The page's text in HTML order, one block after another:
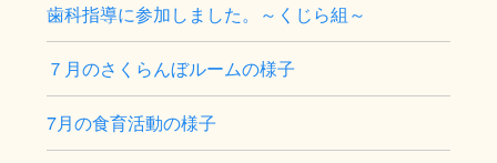
歯科指導に参加しました。～くじら組～
７月のさくらんぼルームの様子
7月の食育活動の様子